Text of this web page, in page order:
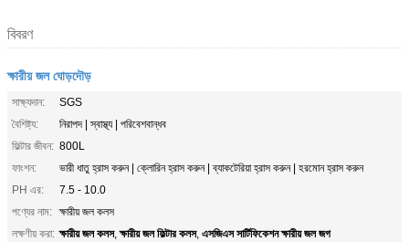
বিবরণ
ক্ষারীয় জল ঘোড়দৌড়
সাক্ষ্যদান:
SGS
বৈশিষ্ট্য:
নিরাপদ | স্বাস্থ্য | পরিবেশবান্ধব
ফিল্টার জীবন: 800L
ফাংশন:
ভারী ধাতু হ্রাস করুন | ক্লোরিন হ্রাস করুন | ব্যাকটেরিয়া হ্রাস করুন | হরমোন হ্রাস করুন
PH এর:
7.5 - 10.0
পণ্যের নাম: ক্ষারীয় জল কলস
লক্ষণীয় করা: ক্ষারীয় জল কলস,ক্ষারীয় জল ফিল্টার কলস, এসজিএস সার্টিফিকেশন ক্ষারীয় জল জগ